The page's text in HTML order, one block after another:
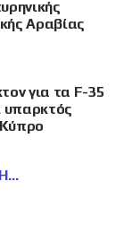
Αραβίας
για τα F-35
υπαρκτός
Κύπρο